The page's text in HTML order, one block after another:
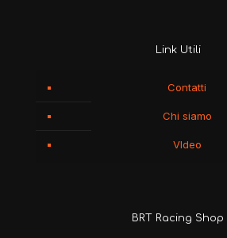
Link Utili
Contatti
Chi siamo
VIdeo
BRT Racing Shop